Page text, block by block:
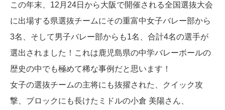
この年末、12月24日から大阪で開催される全国選抜大会
に出場する県選抜チームにその重富中女子バレー部から
3名、そして男子バレー部からも1名、合計4名の選手が
選出されました！これは鹿児島県の中学バレーボールの
歴史の中でも極めて稀な事例だと思います！
女子の選抜チームの主将にも抜擢された、クイック攻
撃、ブロックにも長けたミドルの小倉 美陽さん、